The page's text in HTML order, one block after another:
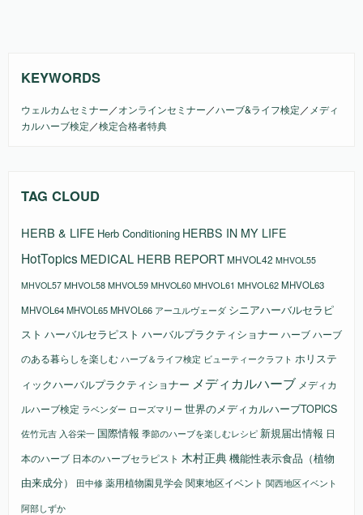
KEYWORDS
ウェルカムセミナー ／オンラインセミナー ／ハーブ&ライフ検定 ／ メディ
カルハーブ検定 ／検定合格者特典
TAG CLOUD
HERB & LIFE Herb Conditioning HERBS IN MY LIFE
HotTopics MEDICAL HERB REPORTMHVOL42 MHVOL55
MHVOL57 MHVOL58 MHVOL59 MHVOL60 MHVOL61 MHVOL62MHVOL63
MHVOL64MHVOL65MHVOL66 アーユルヴェーダ シニアハーバルセラピ
スト ハーバルセラピスト ハーバルプラクティショナー ハーブハーブ
のある暮らしを楽しむ ハーブ＆ライフ検定 ビューティークラフト ホリステ
ィックハーバルプラクティショナー メディカルハーブ メディカ
ルハーブ検定 ラベンダー ローズマリー 世界のメディカルハーブTOPICS
佐竹元吉 入谷栄一 国際情報 季節のハーブを楽しむレシピ 新規届出情報 日
本のハーブ 日本のハーブセラピスト 木村正典機能性表示食品（植物
由来成分）
田中修 薬用植物園見学会関東地区イベント 関西地区イベント
阿部しずか